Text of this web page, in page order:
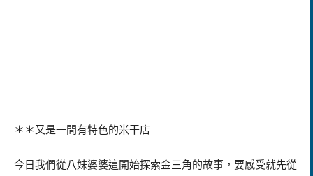
＊＊又是一間有特色的米干店
今日我們從八妹婆婆這開始探索金三角的故事，要感受就先從